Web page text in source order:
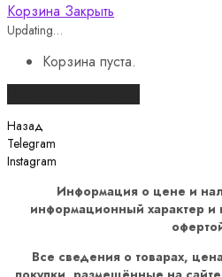
Корзина Закрыть
Updating…
Корзина пуста.
Назад
Telegram
Instagram
Информация о цене и
информационный характер и
Все сведения о товарах,